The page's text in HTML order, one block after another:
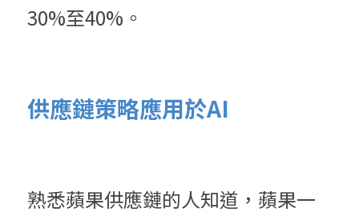
30%至40%。
供應鏈策略應用於AI
熟悉蘋果供應鏈的人知道，蘋果一